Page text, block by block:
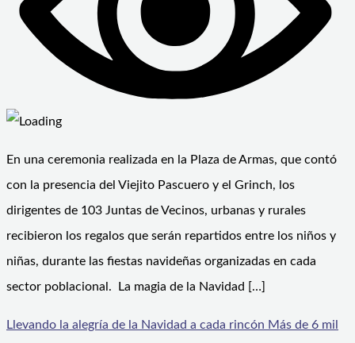
En una ceremonia realizada en la Plaza de Armas, que contó
con la presencia del Viejito Pascuero y el Grinch, los
dirigentes de 103 Juntas de Vecinos, urbanas y rurales
recibieron los regalos que serán repartidos entre los niños y
niñas, durante las fiestas navideñas organizadas en cada
sector poblacional. La magia de la Navidad […]
Llevando la alegría de la Navidad a cada rincón Más de 6 mil